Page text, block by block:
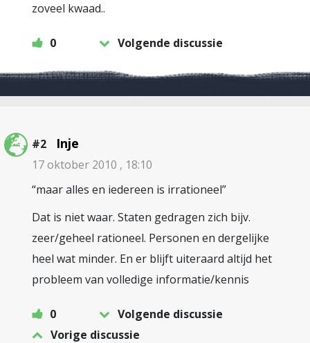
zoveel kwaad..
0 Volgende discussie
#2 Inje
17 oktober 2010 , 18:10
“maar alles en iedereen is irrationeel”
Dat is niet waar. Staten gedragen zich bijv.
zeer/geheel rationeel. Personen en dergelijke
heel wat minder. En er blijft uiteraard altijd het
probleem van volledige informatie/kennis
0
Volgende discussie
Vorige discussie